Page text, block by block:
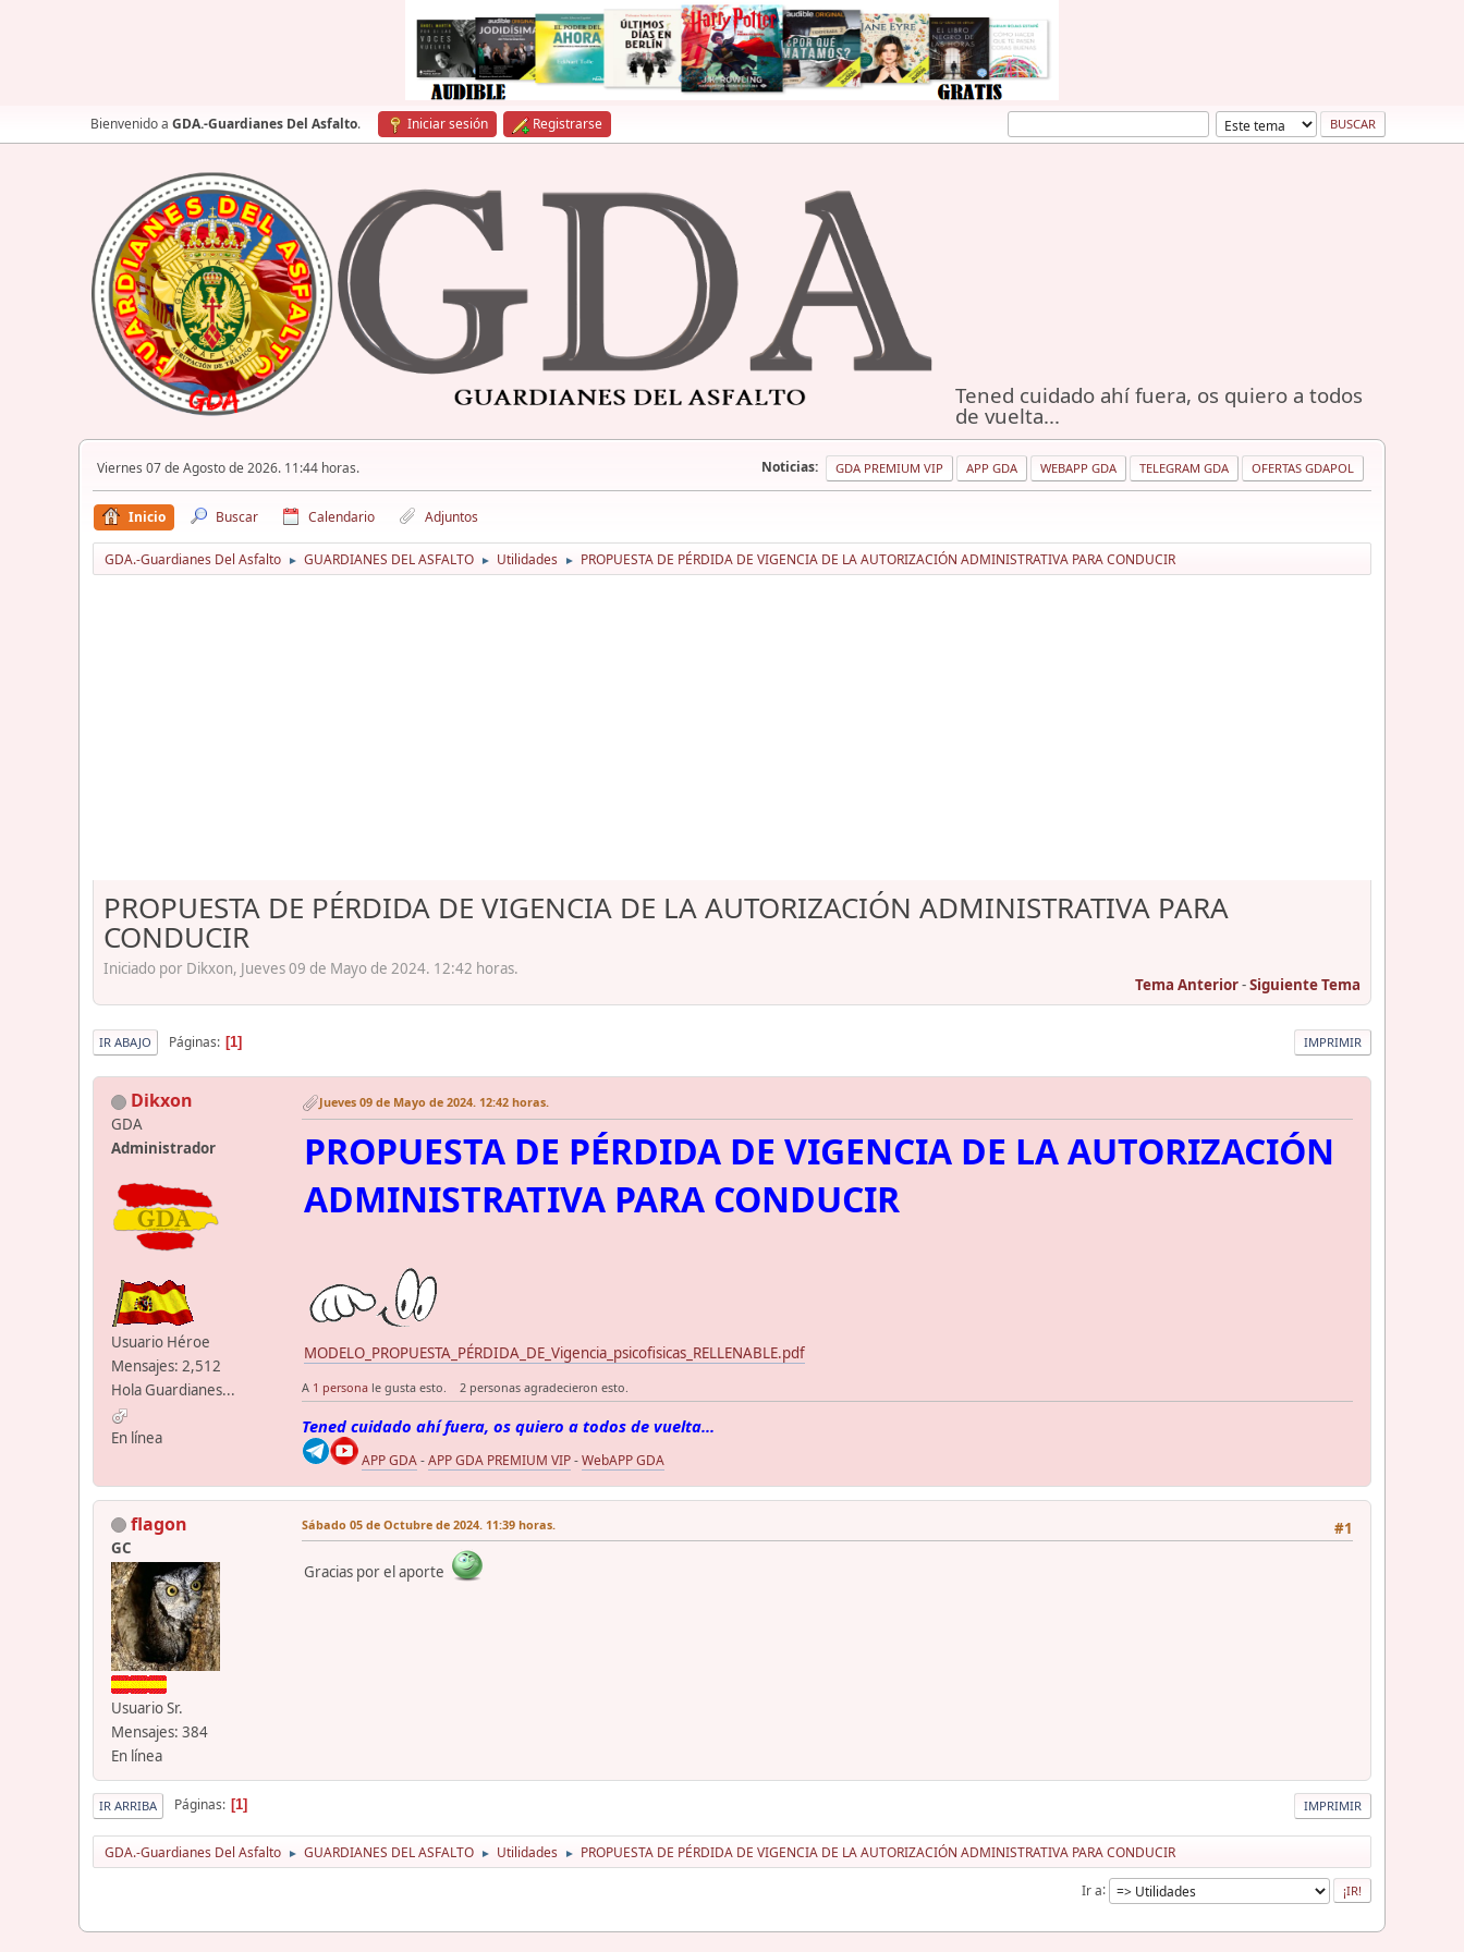
Bienvenido a GDA.-Guardianes Del Asfalto. Iniciar sesión Registrarse
Tened cuidado ahí fuera, os quiero a todos
de vuelta...
Viernes 07 de Agosto de 2026. 11:44 horas. Noticias: GDA PREMIUM VIP APP GDA WEBAPP GDA TELEGRAM GDA OFERTAS GDAPOL
Inicio Buscar Calendario Adjuntos
GDA.-Guardianes Del Asfalto ► GUARDIANES DEL ASFALTO ► Utilidades ► PROPUESTA DE PÉRDIDA DE VIGENCIA DE LA AUTORIZACIÓN ADMINISTRATIVA PARA CONDUCIR
PROPUESTA DE PÉRDIDA DE VIGENCIA DE LA AUTORIZACIÓN ADMINISTRATIVA PARA
CONDUCIR
Iniciado por Dikxon, Jueves 09 de Mayo de 2024. 12:42 horas.
Tema Anterior-Siguiente Tema
IMPRIMIR
IR ABAJO Páginas 1
Dikxon
GDA
Administrador
Usuario Héroe
Mensajes: 2,512
Hola Guardianes...
En línea
Jueves 09 de Mayo de 2024. 12:42 horas.
PROPUESTA DE PÉRDIDA DE VIGENCIA DE LA AUTORIZACIÓN
ADMINISTRATIVA PARA CONDUCIR
MODELO_PROPUESTA_PÉRDIDA_DE_Vigencia_psicofisicas_RELLENABLE.pdf
A 1 persona le gusta esto. 2 personas agradecieron esto.
Tened cuidado ahí fuera, os quiero a todos de vuelta...
APP GDA-APP GDA PREMIUM VIP-WebAPP GDA
flagon
GC
Usuario Sr.
Mensajes: 384
En línea
#1
Sábado 05 de Octubre de 2024. 11:39 horas.
Gracias por el aporte
IMPRIMIR
IR ARRIBA Páginas 1
GDA.-Guardianes Del Asfalto ► GUARDIANES DEL ASFALTO ► Utilidades ► PROPUESTA DE PÉRDIDA DE VIGENCIA DE LA AUTORIZACIÓN ADMINISTRATIVA PARA CONDUCIR
Ir a